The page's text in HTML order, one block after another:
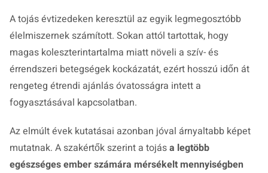
A tojás évtizedeken keresztül az egyik legmegosztóbb
élelmiszernek számított. Sokan attól tartottak, hogy
magas koleszterintartalma miatt növeli a szív- és
érrendszeri betegségek kockázatát, ezért hosszú időn át
rengeteg étrendi ajánlás óvatosságra intett a
fogyasztásával kapcsolatban.
Az elmúlt évek kutatásai azonban jóval árnyaltabb képet
mutatnak. A szakértők szerint a tojása legtöbb
egészséges ember számára mérsékelt mennyiségben